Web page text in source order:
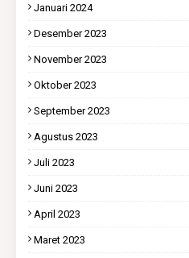
Januari 2024
Desember 2023
November 2023
Oktober 2023
September 2023
Agustus 2023
Juli 2023
Juni 2023
April 2023
Maret 2023